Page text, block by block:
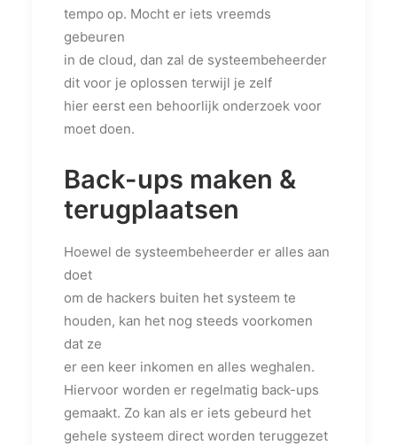
tempo op. Mocht er iets vreemds
gebeuren
in de cloud, dan zal de systeembeheerder
dit voor je oplossen terwijl je zelf
hier eerst een behoorlijk onderzoek voor
moet doen.
Back-ups maken &
terugplaatsen
Hoewel de systeembeheerder er alles aan
doet
om de hackers buiten het systeem te
houden, kan het nog steeds voorkomen
dat ze
er een keer inkomen en alles weghalen.
Hiervoor worden er regelmatig back-ups
gemaakt. Zo kan als er iets gebeurd het
gehele systeem direct worden teruggezet